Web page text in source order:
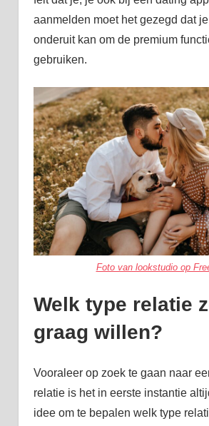
aanmelden moet het gezegd dat
onderuit kan om de premium
gebruiken.
Foto van lookstudio op
Welk type relatie
graag willen?
Vooraleer op zoek te gaan naar
relatie is het in eerste instantie
idee om te bepalen welk type